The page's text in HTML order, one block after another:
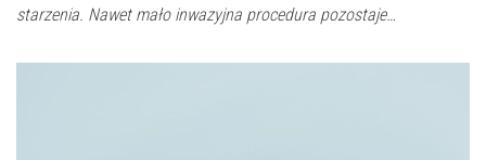
starzenia. Nawet mało inwazyjna procedura pozostaje…